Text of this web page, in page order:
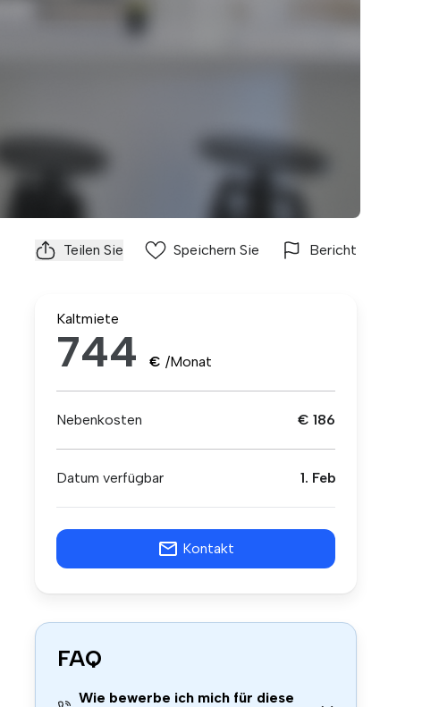
Teilen Sie Speichern Sie Bericht
Kaltmiete
744 € /Monat
Nebenkosten € 186
Datum verfügbar 1. Feb
Kontakt
FAQ
Wie bewerbe ich mich für diese